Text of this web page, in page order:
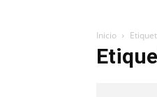
Inicio